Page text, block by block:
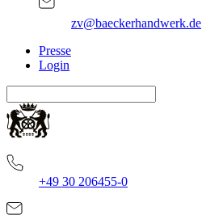
zv@baeckerhandwerk.de
Presse
Login
+49 30 206455-0